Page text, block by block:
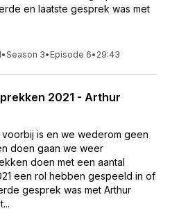
en laatste gesprek was met
•Season 3• Episode 6• 29:43
2021 - Arthur
is en we wederom geen
doen gaan we weer
doen met een aantal
een rol hebben gespeeld in of
gesprek was met Arthur